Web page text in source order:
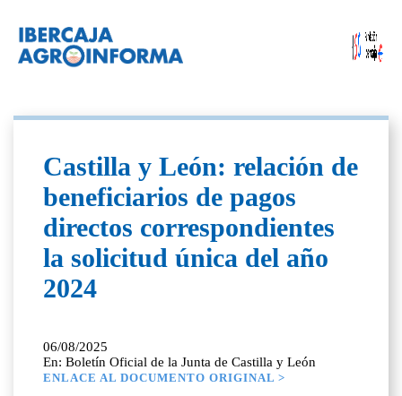
Castilla y León: relación de
beneficiarios de pagos
directos correspondientes
la solicitud única del año
2024
06/08/2025
En: Boletín Oficial de la Junta de Castilla y León
ENLACE AL DOCUMENTO ORIGINAL >